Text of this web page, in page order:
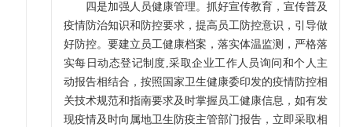
四是加强人员健康管理。抓好宣传教育，宣传普及
疫情防治知识和防控要求，提高员工防控意识，引导做
好防控。要建立员工健康档案，落实体温监测，严格落
实每日动态登记制度,采取企业工作人员询问和个人主
动报告相结合，按照国家卫生健康委印发的疫情防控相
关技术规范和指南要求及时掌握员工健康信息，如有发
现疫情及时向属地卫生防疫主管部门报告，立即采取相